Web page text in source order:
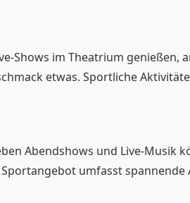
Shows im Theatrium genießen,
etwas. Sportliche
Abendshows und Live-Musik
umfasst spannende